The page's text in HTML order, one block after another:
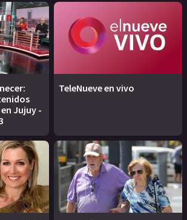
Jujuy -
TeleNueve en vivo